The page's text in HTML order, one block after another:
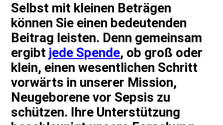
Selbst mit kleinen Beträgen
können Sie einen bedeutenden
Beitrag leisten. Denn gemeinsam
ergibt jede Spende, ob groß oder
klein, einen wesentlichen Schritt
vorwärts in unserer Mission,
Neugeborene vor Sepsis zu
schützen. Ihre Unterstützung